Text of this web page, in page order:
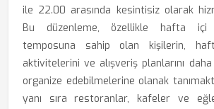
ile 22.00 arasında kesintisiz olarak
Bu düzenleme, özellikle hafta içi
temposuna sahip olan kişilerin,
aktivitelerini ve alışveriş planlarını
organize edebilmelerine olanak
yanı sıra restoranlar, kafeler ve